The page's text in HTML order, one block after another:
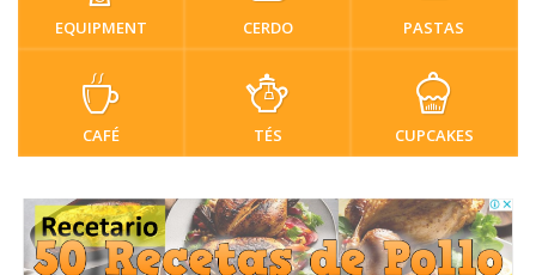
EQUIPMENT CERDO PASTAS
CAFÉ TÉS CUPCAKES